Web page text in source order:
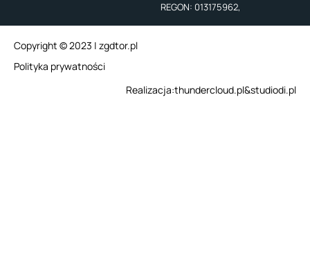
REGON: 013175962,
Copyright © 2023 | zgdtor.pl
Polityka prywatności
studiodi.pl
&
thundercloud.pl
Realizacja: